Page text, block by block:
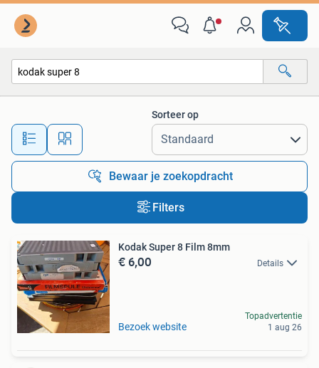
Alle afstanden…
Sorteer op
Bewaar je zoekopdracht
Filters
Kodak Super 8 Film 8mm
€ 6,00 Details
Bezoek website
Topadvertentie
1 aug 26